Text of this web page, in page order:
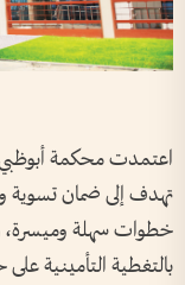
اعتمدت محكمة أبوظبي
تهدف إلى ضمان تسوية
خطوات سهلة وميسرة،
بالتغطية التأمينية